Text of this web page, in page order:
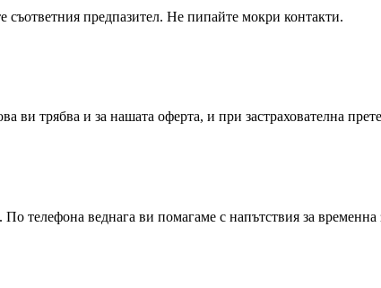
съответния предпазител. Не пипайте мокри контакти.
ви трябва и за нашата оферта, и при застрахователна
телефона веднага ви помагаме с напътствия за временна